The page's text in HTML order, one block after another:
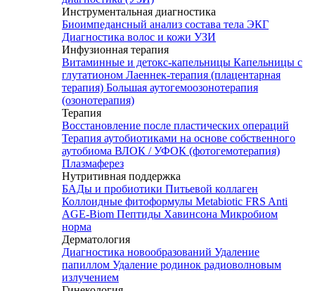
Инструментальная диагностика
Биоимпедансный анализ состава тела ЭКГ
Диагностика волос и кожи УЗИ
Инфузионная терапия
Витаминные и детокс-капельницы Капельницы с
глутатионом Лаеннек-терапия (плацентарная
терапия) Большая аутогемоозонотерапия
(озонотерапия)
Терапия
Восстановление после пластических операций
Терапия аутобиотиками на основе собственного
аутобиома ВЛОК / УФОК (фотогемотерапия)
Плазмаферез
Нутритивная поддержка
БАДы и пробиотики Питьевой коллаген
Коллоидные фитоформулы Metabiotic FRS Anti
AGE-Biom Пептиды Хавинсона Микробиом
норма
Дерматология
Диагностика новообразований Удаление
папиллом Удаление родинок радиоволновым
излучением